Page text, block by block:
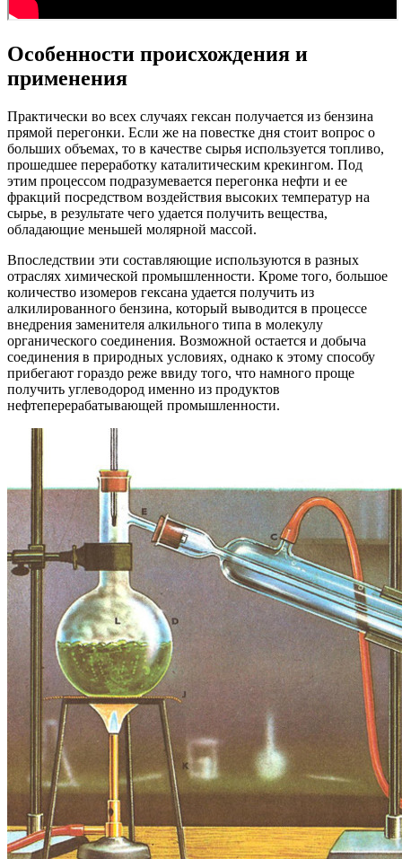
Особенности происхождения и
применения
Практически во всех случаях гексан получается из бензина
прямой перегонки. Если же на повестке дня стоит вопрос о
больших объемах, то в качестве сырья используется топливо,
прошедшее переработку каталитическим крекингом. Под
этим процессом подразумевается перегонка нефти и ее
фракций посредством воздействия высоких температур на
сырье, в результате чего удается получить вещества,
обладающие меньшей молярной массой.
Впоследствии эти составляющие используются в разных
отраслях химической промышленности. Кроме того, большое
количество изомеров гексана удается получить из
алкилированного бензина, который выводится в процессе
внедрения заменителя алкильного типа в молекулу
органического соединения. Возможной остается и добыча
соединения в природных условиях, однако к этому способу
прибегают гораздо реже ввиду того, что намного проще
получить углеводород именно из продуктов
нефтеперерабатывающей промышленности.